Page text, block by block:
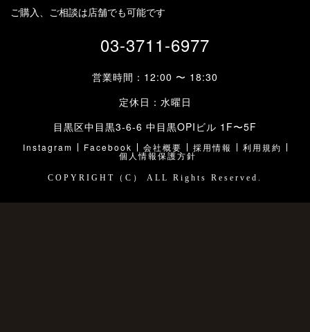
ご購入、ご相談は店舗でも可能です
03-3711-6977
営業時間：12:00 〜 18:30
定休日：水曜日
目黒区中目黒3-6-6 中目黒OPIビル 1F〜5F
Instagram Facebook 会社概要 採用情報 利用規約
個人情報保護方針
COPYRIGHT（C） ALL Rights Reserved.